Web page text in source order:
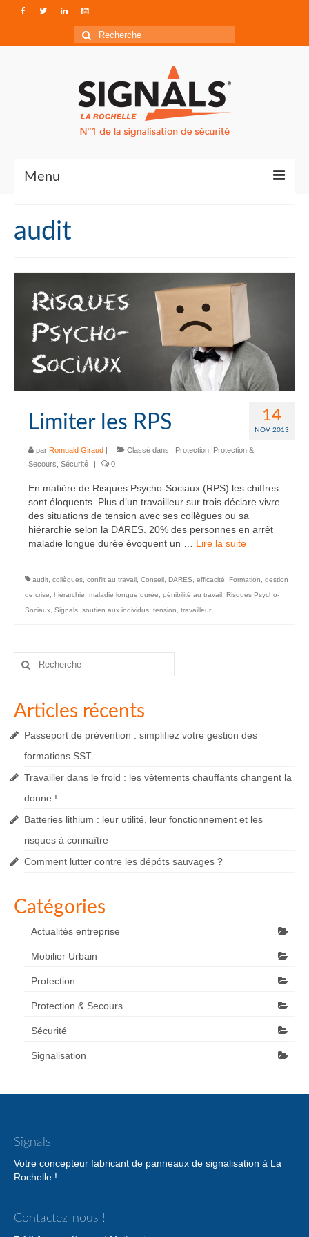
Rechercher
:
Menu
Qui sommes-nous ?
Accéder à Signals
audit
14
NOV 2013
Limiter les RPS
par Romuald Giraud | Classé dans : Protection Protection &
Secours Sécurité | 0
En matière de Risques Psycho-Sociaux (RPS) les chiffres
sont éloquents. Plus d’un travailleur sur trois déclare vivre
des situations de tension avec ses collègues ou sa
hiérarchie selon la DARES. 20% des personnes en arrêt
maladie longue durée évoquent un … Lire la suite­­
audit collègues conflit au travail Conseil DARES efficacité Formation
gestion
de crise
hiérarchie maladie longue durée pénibilité au travail Risques Psycho-
Sociaux Signals soutien aux individus tension travailleur
Rechercher
Articles récents
Passeport de prévention : simplifiez votre gestion des
formations SST
Travailler dans le froid : les vêtements chauffants changent la
donne !
Batteries lithium : leur utilité, leur fonctionnement et les
risques à connaître
Comment lutter contre les dépôts sauvages ?
Catégories
Actualités entreprise
Mobilier Urbain
Protection
Protection & Secours
Sécurité
Signalisation
Signals
Votre concepteur fabricant de panneaux de signalisation à La
Rochelle !
Contactez-nous !